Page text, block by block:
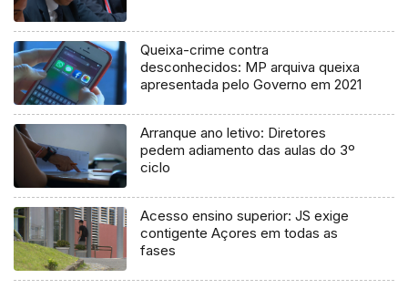
Queixa-crime contra
desconhecidos: MP arquiva queixa
apresentada pelo Governo em 2021
Arranque ano letivo: Diretores
pedem adiamento das aulas do 3º
ciclo
Acesso ensino superior: JS exige
contigente Açores em todas as
fases